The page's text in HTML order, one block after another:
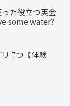
った役立つ英会
some water?
7つ【体験